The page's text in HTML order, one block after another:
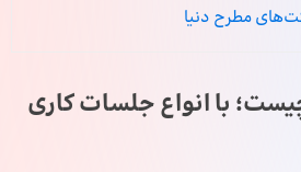
مطرح دنیا
با انواع جلسات کاری